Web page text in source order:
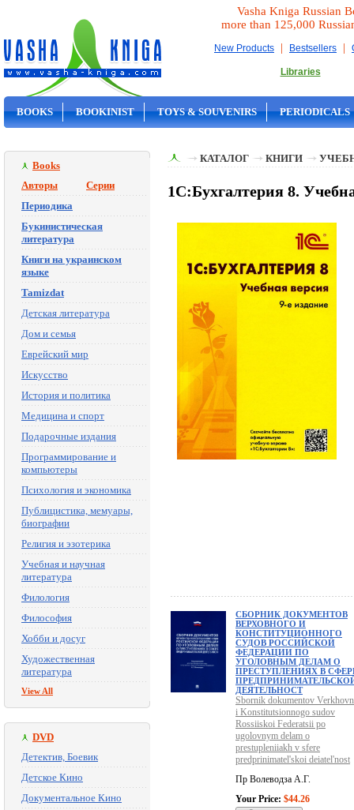
Vasha Kniga Russian
more than 125,000
New Products | Bestsellers |
Libraries
BOOKS BOOKINIST TOYS & SOUVENIRS PERIODICALS
Books
Авторы
Серии
Периодика
Букинистическая
литература
Книги на украинском
языке
Tamizdat
Детская литература
Дом и семья
Еврейский мир
Искусство
История и политика
Медицина и спорт
Подарочные издания
Программирование и
компьютеры
Психология и экономика
Публицистика, мемуары,
биографии
Религия и эзотерика
Учебная и научная
литература
Филология
Философия
Хобби и досуг
Художественная
литература
View All
DVD
Детектив, Боевик
Детское Кино
Документальное Кино
КАТАЛОГ КНИГИ
1С:Бухгалтерия 8.
СБОРНИК ДОКУМЕНТОВ
ВЕРХОВНОГО И
КОНСТИТУЦИОННОГО
СУДОВ РОССИЙСКОЙ
ФЕДЕРАЦИИ ПО
УГОЛОВНЫМ ДЕЛАМ О
ПРЕСТУПЛЕНИЯХ В
ДЕЯТЕЛЬНОСТ
Sbornik dokumentov
i Konstitutsionnogo sudov
Rossiiskoi Federatsii po
ugolovnym delam o
prestupleniiakh v sfere
predprinimatel'skoi deiatel'nost
Пр Волеводза А.Г.
Your Price: $44.26